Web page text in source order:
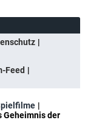
Feed
Geheimnis der